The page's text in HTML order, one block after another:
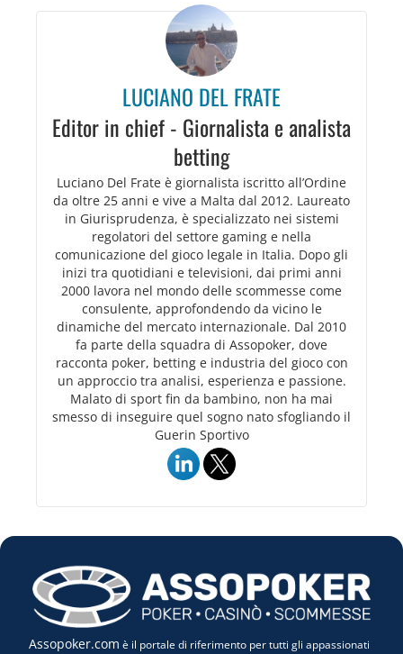
LUCIANO DEL FRATE
Editor in chief - Giornalista e analista
betting
Luciano Del Frate è giornalista iscritto all’Ordine
da oltre 25 anni e vive a Malta dal 2012. Laureato
in Giurisprudenza, è specializzato nei sistemi
regolatori del settore gaming e nella
comunicazione del gioco legale in Italia. Dopo gli
inizi tra quotidiani e televisioni, dai primi anni
2000 lavora nel mondo delle scommesse come
consulente, approfondendo da vicino le
dinamiche del mercato internazionale. Dal 2010
fa parte della squadra di Assopoker, dove
racconta poker, betting e industria del gioco con
un approccio tra analisi, esperienza e passione.
Malato di sport fin da bambino, non ha mai
smesso di inseguire quel sogno nato sfogliando il
Guerin Sportivo
Assopoker.com è il portale di riferimento per tutti gli appassionati